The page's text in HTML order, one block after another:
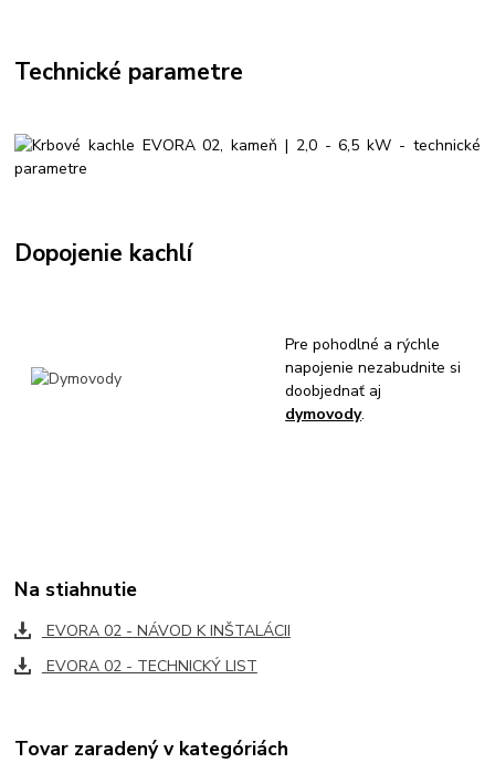
Technické parametre
Dopojenie kachlí
Pre pohodlné a rýchle
napojenie nezabudnite si
doobjednať aj
dymovody.
Na stiahnutie
EVORA 02 - NÁVOD K INŠTALÁCII
EVORA 02 - TECHNICKÝ LIST
Tovar zaradený v kategóriách